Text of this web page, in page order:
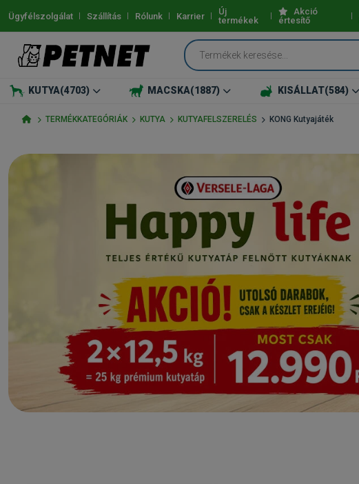
Ügyfélszolgálat Szállítás Rólunk Karrier
Új
termékek
Akció
értesítő
KUTYA(4703) MACSKA(1887) KISÁLLAT(584)
TERMÉKKATEGÓRIÁK KUTYA KUTYAFELSZERELÉS KONG Kutyajáték